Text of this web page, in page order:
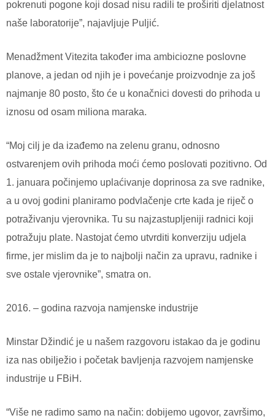
pokrenuti pogone koji dosad nisu radili te proširiti djelatnost
naše laboratorije”, najavljuje Puljić.
Menadžment Vitezita također ima ambiciozne poslovne
planove, a jedan od njih je i povećanje proizvodnje za još
najmanje 80 posto, što će u konačnici dovesti do prihoda u
iznosu od osam miliona maraka.
“Moj cilj je da izađemo na zelenu granu, odnosno
ostvarenjem ovih prihoda moći ćemo poslovati pozitivno. Od
1. januara počinjemo uplaćivanje doprinosa za sve radnike,
a u ovoj godini planiramo podvlačenje crte kada je riječ o
potraživanju vjerovnika. Tu su najzastupljeniji radnici koji
potražuju plate. Nastojat ćemo utvrditi konverziju udjela
firme, jer mislim da je to najbolji način za upravu, radnike i
sve ostale vjerovnike”, smatra on.
2016. – godina razvoja namjenske industrije
Minstar Džindić je u našem razgovoru istakao da je godinu
iza nas obilježio i početak bavljenja razvojem namjenske
industrije u FBiH.
“Više ne radimo samo na način: dobijemo ugovor, završimo,